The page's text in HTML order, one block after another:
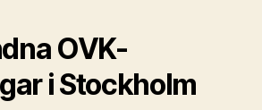
OVK-
i Stockholm